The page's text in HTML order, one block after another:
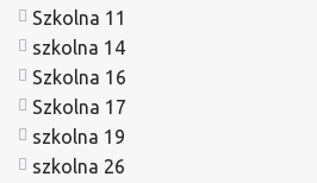
Szkolna 11
szkolna 14
Szkolna 16
Szkolna 17
szkolna 19
szkolna 26